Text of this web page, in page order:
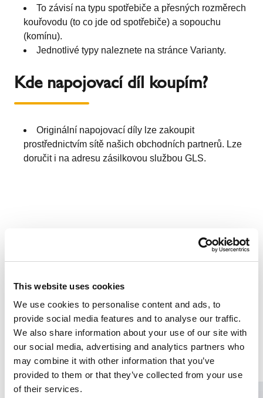
This website uses cookies
We use cookies to personalise content and ads, to
provide social media features and to analyse our traffic.
We also share information about your use of our site with
our social media, advertising and analytics partners who
may combine it with other information that you’ve
provided to them or that they’ve collected from your use
of their services.
To závisí na typu spotřebiče a přesných rozměrech
kouřovodu (to co jde od spotřebiče) a sopouchu
(komínu).
Jednotlivé typy naleznete na stránce Varianty.
Kde napojovací díl koupím?
Originální napojovací díly lze zakoupit
prostřednictvím sítě našich obchodních partnerů. Lze
doručit i na adresu zásilkovou službou GLS.
ČERNÝ
NEREZOVÝ
1/5